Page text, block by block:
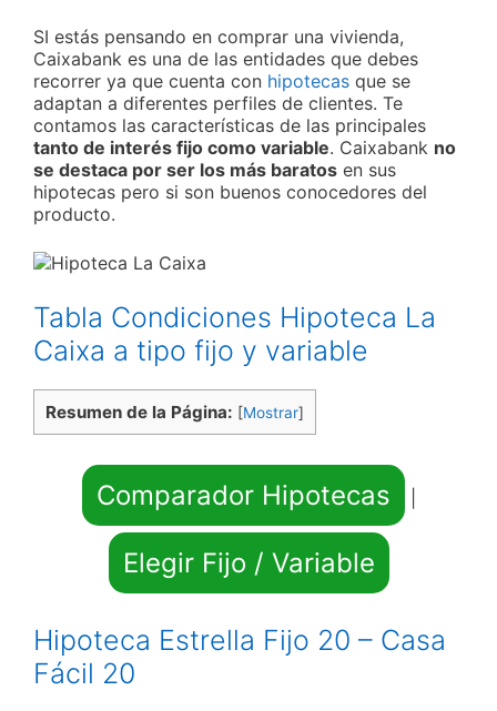
SI estás pensando en comprar una vivienda,
Caixabank es una de las entidades que debes
recorrer ya que cuenta con hipotecas que se
adaptan a diferentes perfiles de clientes. Te
contamos las características de las principales
tanto de interés fijo como variable. Caixabank no
se destaca por ser los más baratos en sus
hipotecas pero si son buenos conocedores del
producto.
Tabla Condiciones Hipoteca La
Caixa a tipo fijo y variable
Resumen de la Página: [Mostrar]
Comparador Hipotecas
Elegir Fijo / Variable
Hipoteca Estrella Fijo 20 – Casa
Fácil 20